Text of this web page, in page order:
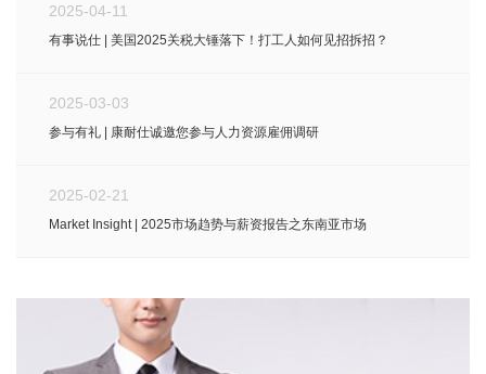
2025-04-11
有事说仕 | 美国2025关税大锤落下！打工人如何见招拆招？
2025-03-03
参与有礼 | 康耐仕诚邀您参与人力资源雇佣调研
2025-02-21
Market Insight | 2025市场趋势与薪资报告之东南亚市场